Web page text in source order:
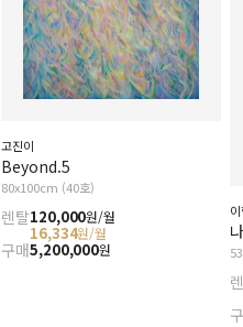
고진이
Beyond.5
80x100cm (40호)
렌탈120,000원/월
16,334원/월
구매5,200,000원